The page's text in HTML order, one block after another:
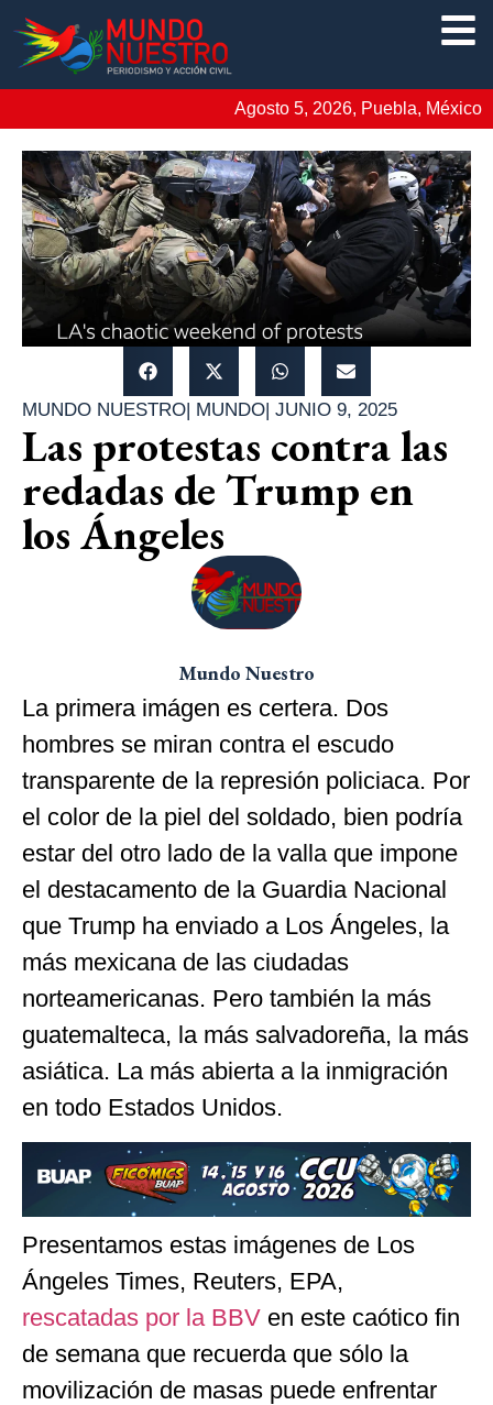
Agosto 5, 2026, Puebla, México
MUNDO NUESTRO| MUNDO| JUNIO 9, 2025
Las protestas contra las
redadas de Trump en
los Ángeles
Mundo Nuestro
La primera imágen es certera. Dos
hombres se miran contra el escudo
transparente de la represión policiaca. Por
el color de la piel del soldado, bien podría
estar del otro lado de la valla que impone
el destacamento de la Guardia Nacional
que Trump ha enviado a Los Ángeles, la
más mexicana de las ciudadas
norteamericanas. Pero también la más
guatemalteca, la más salvadoreña, la más
asiática. La más abierta a la inmigración
en todo Estados Unidos.
Presentamos estas imágenes de Los
Ángeles Times, Reuters, EPA,
rescatadas por la BBV en este caótico fin
de semana que recuerda que sólo la
movilización de masas puede enfrentar